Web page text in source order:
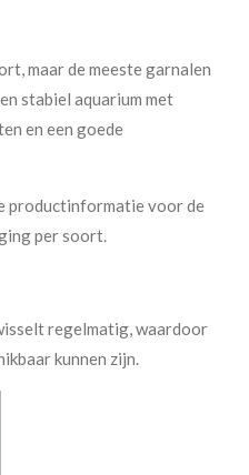
maar de meeste garnalen
stabiel aquarium met
en een goede
productinformatie voor de
per soort.
regelmatig, waardoor
kunnen zijn.